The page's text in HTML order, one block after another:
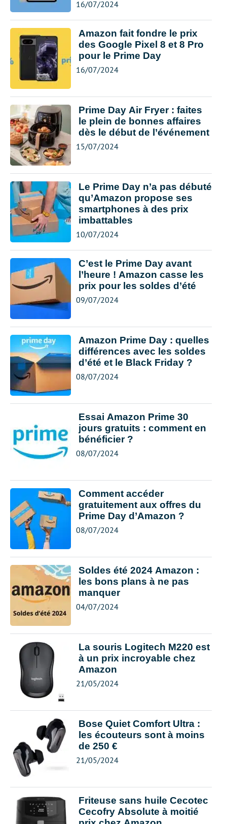
16/07/2024
Amazon fait fondre le prix
des Google Pixel 8 et 8 Pro
pour le Prime Day
16/07/2024
Prime Day Air Fryer : faites
le plein de bonnes affaires
dès le début de l’événement
15/07/2024
Le Prime Day n’a pas débuté
qu’Amazon propose ses
smartphones à des prix
imbattables
10/07/2024
C’est le Prime Day avant
l’heure ! Amazon casse les
prix pour les soldes d’été
09/07/2024
Amazon Prime Day : quelles
différences avec les soldes
d’été et le Black Friday ?
08/07/2024
Essai Amazon Prime 30
jours gratuits : comment en
bénéficier ?
08/07/2024
Comment accéder
gratuitement aux offres du
Prime Day d’Amazon ?
08/07/2024
Soldes été 2024 Amazon :
les bons plans à ne pas
manquer
04/07/2024
La souris Logitech M220 est
à un prix incroyable chez
Amazon
21/05/2024
Bose Quiet Comfort Ultra :
les écouteurs sont à moins
de 250 €
21/05/2024
Friteuse sans huile Cecotec
Cecofry Absolute à moitié